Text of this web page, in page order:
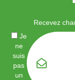
Recevez
Je
ne
suis
pas
un